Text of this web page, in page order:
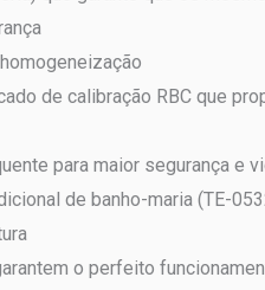
de calibração RBC que
para maior segurança e
de banho-maria (TE-
o perfeito